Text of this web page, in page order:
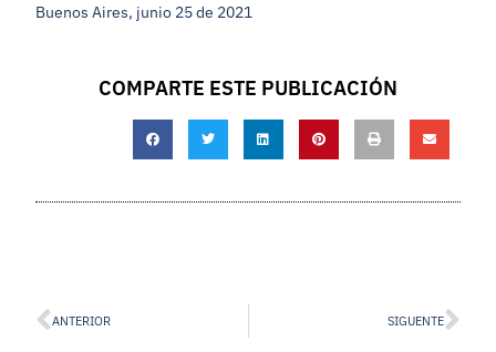
Buenos Aires, junio 25 de 2021
COMPARTE ESTE PUBLICACIÓN
ANTERIOR SIGUENTE